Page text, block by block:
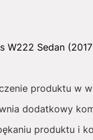
W222 Sedan
produktu w
dodatkowy
produktu i